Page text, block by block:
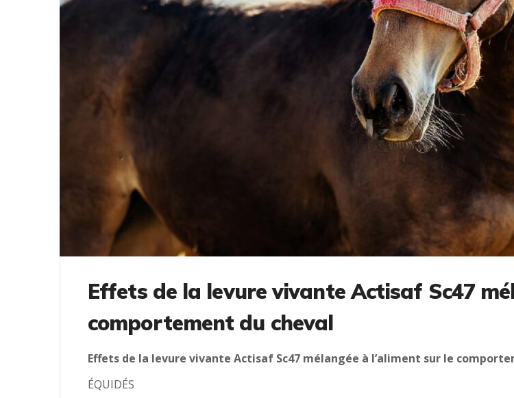
Effets de la levure vivante Actisaf Sc47
comportement du cheval
Effets de la levure vivante Actisaf Sc47 mélangée à l’aliment sur le
ÉQUIDÉS